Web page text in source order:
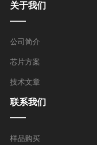
关于我们
公司简介
芯片方案
技术文章
联系我们
样品购买